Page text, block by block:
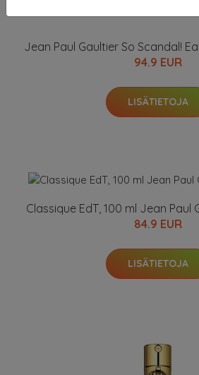
Jean Paul Gaultier So Scandal!
94.9 EUR
LISÄTIETOJA
Classique EdT, 100 ml Jean Paul
84.9 EUR
LISÄTIETOJA